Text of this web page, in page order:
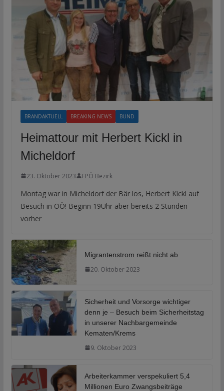
BRANDAKTUELL BREAKING NEWS BUND
Heimattour mit Herbert Kickl in
Micheldorf
23. Oktober 2023 FPÖ Bezirk
Montag war in Micheldorf der Bär los, Herbert Kickl auf
Besuch in OÖ! Beginn 19Uhr aber bereits 2 Stunden
vorher
Migrantenstrom reißt nicht ab
20. Oktober 2023
Sicherheit und Vorsorge wichtiger
denn je – Besuch beim Sicherheitstag
in unserer Nachbargemeinde
Kematen/Krems
9. Oktober 2023
Arbeiterkammer verspekuliert 5,4
Millionen Euro Zwangsbeiträge